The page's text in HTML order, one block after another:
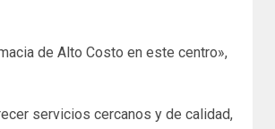
de Alto Costo en este centro»,
servicios cercanos y de calidad,